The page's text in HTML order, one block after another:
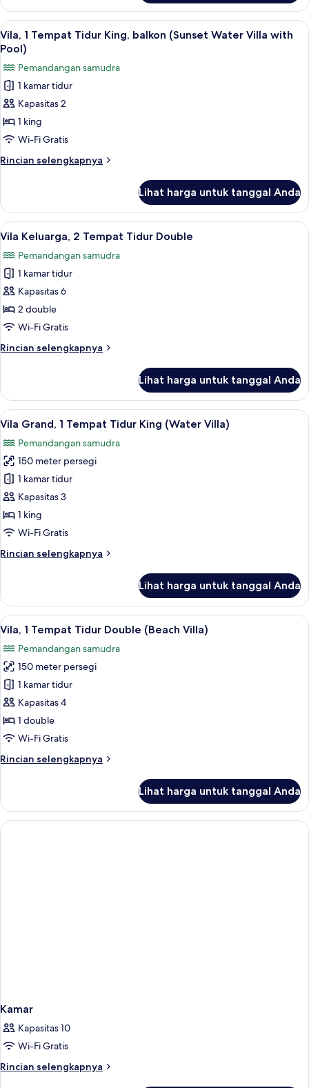
Beach
Villa
with
Pool)
Vila
Deluks,
1
Tempat
Tidur
Double,
jet
tub
(Deluxe
Beach
with
Pool)
Lihat
semua
foto
untuk
Vila,
1
Tempat
Tidur
King,
balkon
Water
Villa
with
Pool)
Vila, 1 Tempat Tidur King, balkon
7
Vila, 1 Tempat Tidur King, balkon (Sunset Water Villa with
Pool)
Pemandangan samudra
1 kamar tidur
Kapasitas 2
1 king
Wi-Fi Gratis
Rincian selengkapnya
Rincian
Vila,
Tempat
King,
balkon
Water
Villa
with
Pool)
Lihat harga untuk tanggal Anda
Lihat
semua
foto
untuk
Vila
Keluarga,
2
Tidur
Seprai premium, minibar, brankas,
6
Vila Keluarga, 2 Tempat Tidur Double
Pemandangan samudra
1 kamar tidur
Kapasitas 6
2 double
Wi-Fi Gratis
Rincian selengkapnya
Rincian
Vila
Keluarga,
2
Tidur
Double
Lihat harga untuk tanggal Anda
Lihat
semua
foto
untuk
Vila
Grand,
1
Tempat
King
Vila Grand, 1 Tempat Tidur King
6
Vila Grand, 1 Tempat Tidur King (Water Villa)
Pemandangan samudra
150 meter persegi
1 kamar tidur
Kapasitas 3
1 king
Wi-Fi Gratis
Rincian selengkapnya
Rincian
Vila
Grand,
1
Tidur
King
(Water
Villa)
Lihat harga untuk tanggal Anda
Lihat
semua
foto
untuk
Vila,
1
Tempat
Tidur
(Beach
Seprai premium, minibar, brankas,
6
Vila, 1 Tempat Tidur Double (Beach Villa)
Pemandangan samudra
150 meter persegi
1 kamar tidur
Kapasitas 4
1 double
Wi-Fi Gratis
Rincian selengkapnya
Rincian
Vila,
Tempat
Lihat harga untuk tanggal Anda
Kamar
Kapasitas 10
Wi-Fi Gratis
Rincian selengkapnya
Rincian